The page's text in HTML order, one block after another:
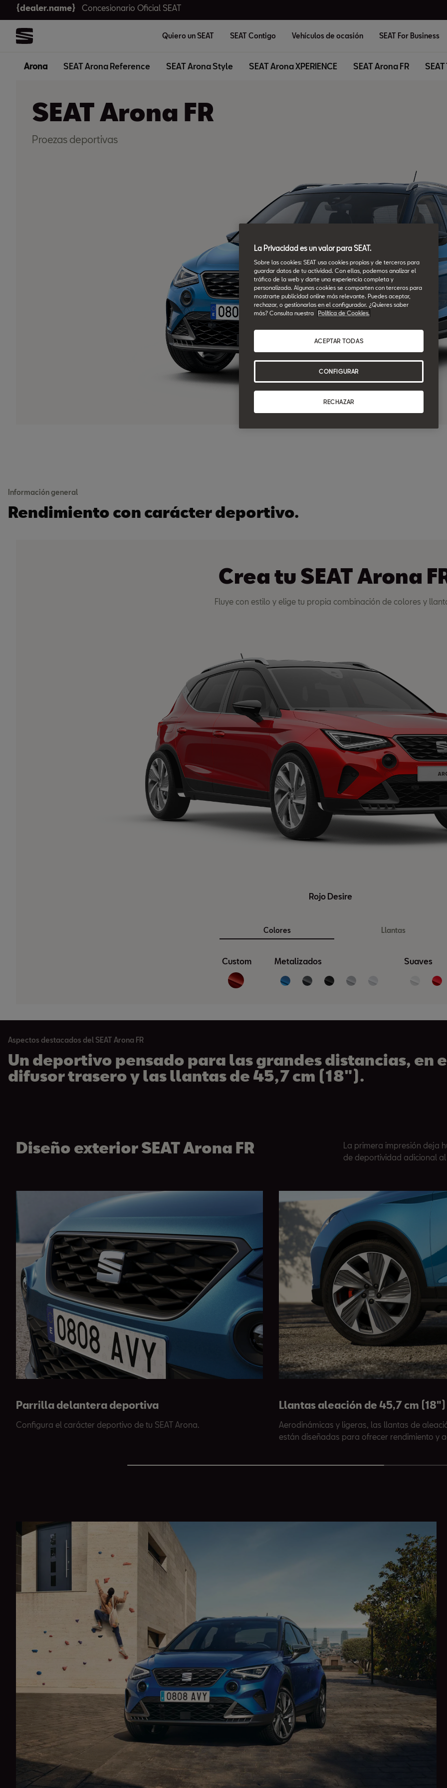
{dealer.name} Concesionario Oficial SEAT
Quiero un SEAT SEAT Contigo Vehículos de ocasión SEAT For Business
Arona SEAT Arona Reference SEAT Arona Style SEAT Arona XPERIENCE SEAT Arona FR
SEAT Arona FR
Proezas deportivas
Información general
Rendimiento con carácter deportivo.
Crea tu SEAT Arona
Fluye con estilo y elige tu propia combinación de colores y
Rojo Desire
Colores Llantas
Custom Metalizados Suaves
Aspectos destacados del SEAT Arona FR
Un deportivo pensado para las grandes distancias, en
difusor trasero y las llantas de 45,7 cm (18″).
Diseño exterior SEAT Arona FR
La primera impresión deja
de deportividad adicional al
Parrilla delantera deportiva
Configura el carácter deportivo de tu SEAT Arona.
Llantas aleación de 45,7 cm
Aerodinámicas y ligeras, las llantas de
están diseñadas para ofrecer rendimiento y
La Privacidad es un valor para SEAT.
Sobre las cookies: SEAT usa cookies propias y de terceros para
guardar datos de tu actividad. Con ellas, podemos analizar el
tráfico de la web y darte una experiencia completa y
personalizada. Algunas cookies se comparten con terceros para
mostrarte publicidad online más relevante. Puedes aceptar,
rechazar, o gestionarlas en el configurador. ¿Quieres saber
más? Consulta nuestra
Política de Cookies.
RECHAZAR
ACEPTAR TODAS
CONFIGURAR